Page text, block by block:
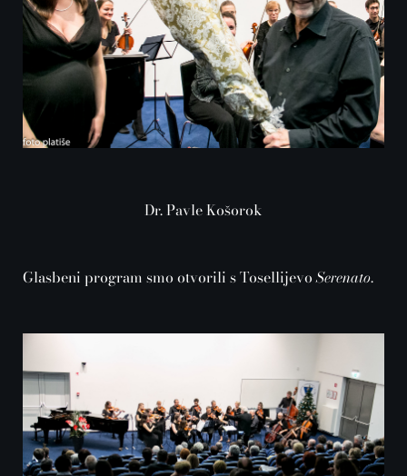
Dr. Pavle Košorok
Glasbeni program smo otvorili s TosellijevoSerenato.